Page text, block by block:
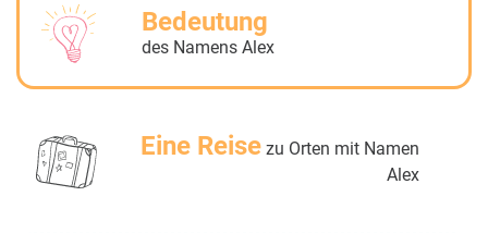
Bedeutung
des Namens Alex
Eine Reise zu Orten mit Namen
Alex